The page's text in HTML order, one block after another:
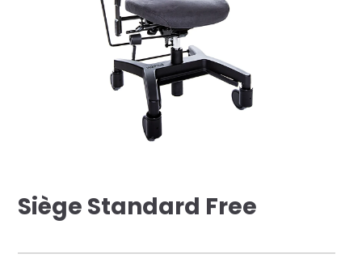
Siège Standard Free